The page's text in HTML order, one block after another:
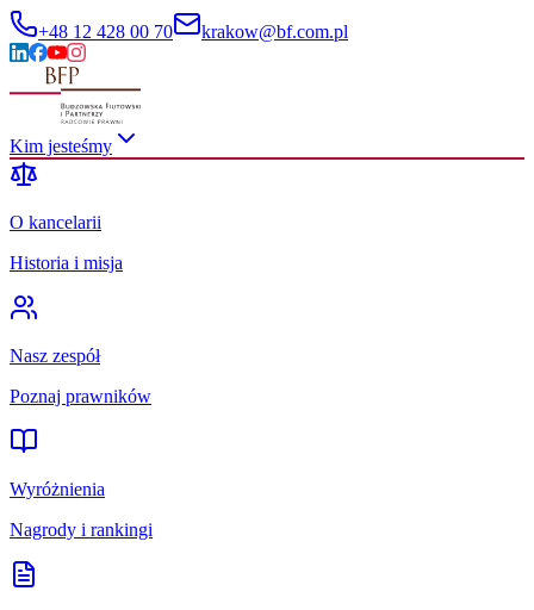
+48 12 428 00 70 krakow@bf.com.pl
Kim jesteśmy
O kancelarii
Historia i misja
Nasz zespół
Poznaj prawników
Wyróżnienia
Nagrody i rankingi